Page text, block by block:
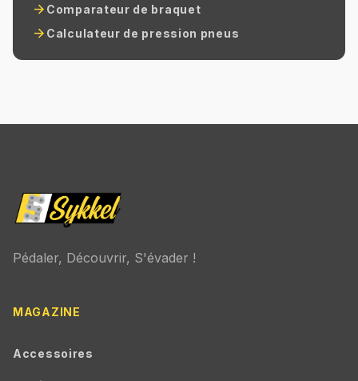
arrow_forward Comparateur de braquet
arrow_forward Calculateur de pression pneus
Pédaler, Découvrir, S'évader !
MAGAZINE
Accessoires